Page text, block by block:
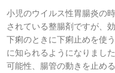
小児のウイルス性胃腸炎の
されている整腸剤ですが、
下痢のときに下痢止めを使
に知られるようになりまし
可能性、腸管の動きを止め